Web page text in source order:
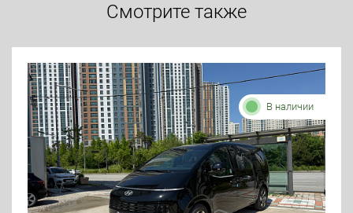
Смотрите также
В наличии